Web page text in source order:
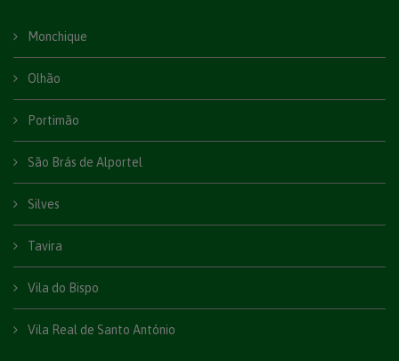
Monchique
Olhão
Portimão
São Brás de Alportel
Silves
Tavira
Vila do Bispo
Vila Real de Santo António